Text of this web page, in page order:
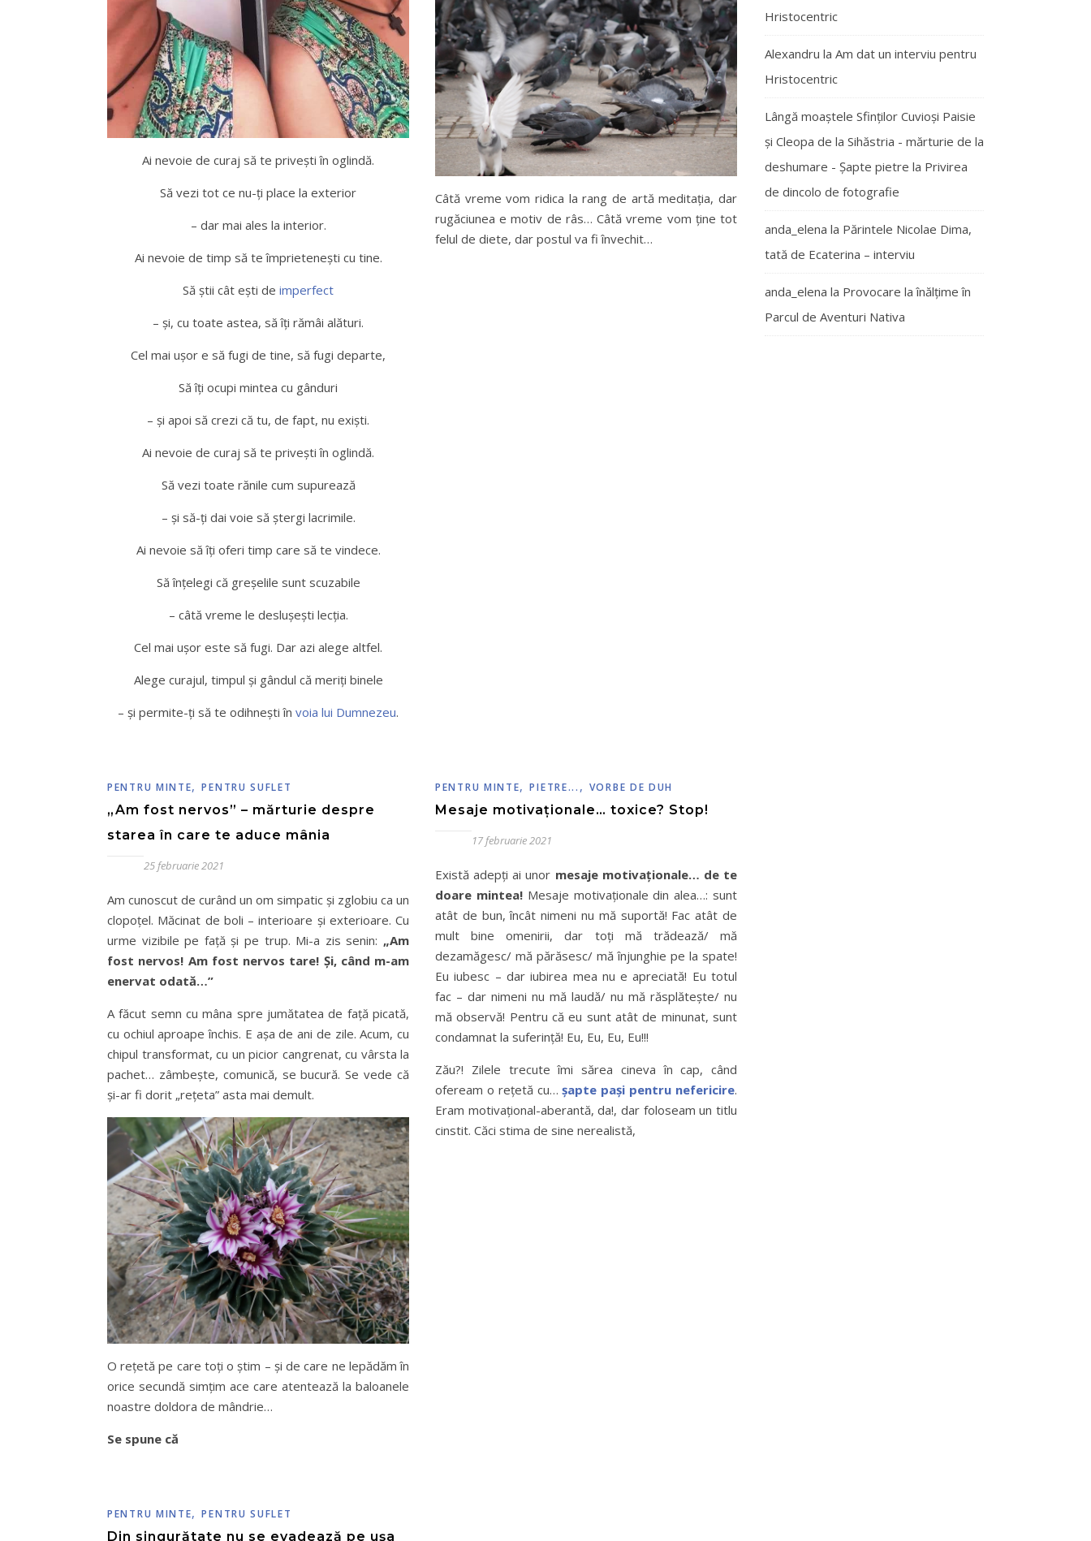
Ai nevoie de curaj să te privești în oglindă.
Să vezi tot ce nu-ți place la exterior
– dar mai ales la interior.
Ai nevoie de timp să te împrietenești cu tine.
Să știi cât ești de imperfect
– și, cu toate astea, să îți rămâi alături.
Cel mai ușor e să fugi de tine, să fugi departe,
Să îți ocupi mintea cu gânduri
– și apoi să crezi că tu, de fapt, nu exiști.
Ai nevoie de curaj să te privești în oglindă.
Să vezi toate rănile cum supurează
– și să-ți dai voie să ștergi lacrimile.
Ai nevoie să îți oferi timp care să te vindece.
Să înțelegi că greșelile sunt scuzabile
– câtă vreme le deslușești lecția.
Cel mai ușor este să fugi. Dar azi alege altfel.
Alege curajul, timpul și gândul că meriți binele
– și permite-ți să te odihnești în voia lui Dumnezeu.
Câtă vreme vom ridica la rang de artă meditația, dar
rugăciunea e motiv de râs… Câtă vreme vom ține tot
felul de diete, dar postul va fi învechit…
PENTRU MINTE,PENTRU SUFLET
„Am fost nervos” – mărturie despre
starea în care te aduce mânia
25 februarie 2021
Am cunoscut de curând un om simpatic și zglobiu ca un
clopoțel. Măcinat de boli – interioare și exterioare. Cu
urme vizibile pe față și pe trup. Mi-a zis senin: „Am
fost nervos! Am fost nervos tare! Și, când m-am
enervat odată…”
A făcut semn cu mâna spre jumătatea de față picată,
cu ochiul aproape închis. E așa de ani de zile. Acum, cu
chipul transformat, cu un picior cangrenat, cu vârsta la
pachet… zâmbește, comunică, se bucură. Se vede că
și-ar fi dorit „rețeta” asta mai demult.
O rețetă pe care toți o știm – și de care ne lepădăm în
orice secundă simțim ace care atentează la baloanele
noastre doldora de mândrie…
Se spune că
PENTRU MINTE,PIETRE... , VORBE DE DUH
Mesaje motivaționale… toxice? Stop!
17 februarie 2021
Există adepți ai unor mesaje motivaționale… de te
doare mintea!Mesaje motivaționale din alea…: sunt
atât de bun, încât nimeni nu mă suportă! Fac atât de
mult bine omenirii, dar toți mă trădează/ mă
dezamăgesc/ mă părăsesc/ mă înjunghie pe la spate!
Eu iubesc – dar iubirea mea nu e apreciată! Eu totul
fac – dar nimeni nu mă laudă/ nu mă răsplătește/ nu
mă observă! Pentru că eu sunt atât de minunat, sunt
condamnat la suferință! Eu, Eu, Eu, Eu!!!
Zău?! Zilele trecute îmi sărea cineva în cap, când
ofeream o rețetă cu…șapte pași pentru nefericire.
Eram motivațional-aberantă, da!, dar foloseam un titlu
cinstit. Căci stima de sine nerealistă,
PENTRU MINTE,PENTRU SUFLET
Din singurătate nu se evadează pe ușa
Hristocentric
Alexandru la Am dat un interviu pentru
Hristocentric
Lângă moaștele Sfinților Cuvioși Paisie
și Cleopa de la Sihăstria - mărturie de la
deshumare - Şapte pietre la Privirea
de dincolo de fotografie
anda_elena la Părintele Nicolae Dima,
tată de Ecaterina – interviu
anda_elena la Provocare la înălțime în
Parcul de Aventuri Nativa